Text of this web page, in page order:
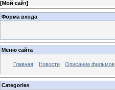
[Мой сайт]
Форма входа
Меню сайта
Главная Новости Описание фильмов
Categories